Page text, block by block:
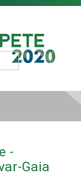
-
Gaia